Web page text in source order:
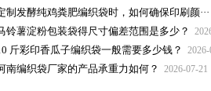
制发酵纯鸡粪肥编织袋时，如何确保印刷颜···
铃薯淀粉包装袋得尺寸偏差范围是多少？
斤彩印香瓜子编织袋一般需要多少钱？
南编织袋厂家的产品承重力如何？ 2026-07-21